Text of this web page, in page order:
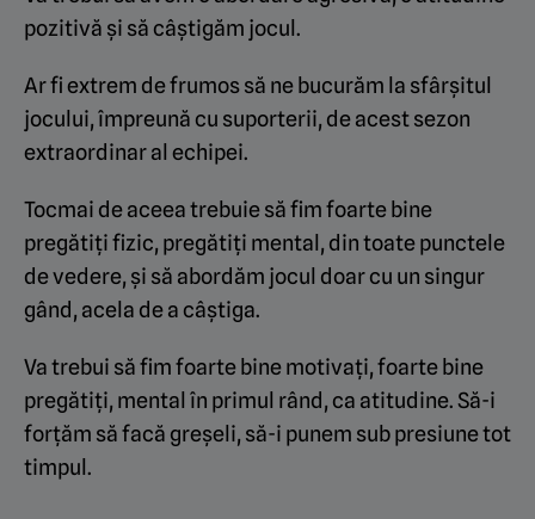
pozitivă și să câștigăm jocul.
Ar fi extrem de frumos să ne bucurăm la sfârșitul
jocului, împreună cu suporterii, de acest sezon
extraordinar al echipei.
Tocmai de aceea trebuie să fim foarte bine
pregătiți fizic, pregătiți mental, din toate punctele
de vedere, și să abordăm jocul doar cu un singur
gând, acela de a câștiga.
Va trebui să fim foarte bine motivați, foarte bine
pregătiți, mental în primul rând, ca atitudine. Să-i
forțăm să facă greșeli, să-i punem sub presiune tot
timpul.